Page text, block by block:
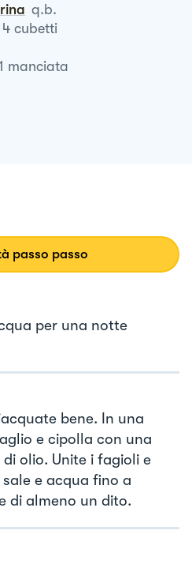
q.b.
4 cubetti
manciata
passo passo
per una notte
bene. In una
e cipolla con una
olio. Unite i fagioli e
e acqua fino a
di almeno un dito.